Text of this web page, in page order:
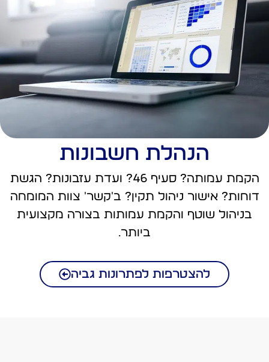
הנהלת חשבונות
הקמת עמותה? סעיף 46? ועדת עזבונות? הגשת
דוחות? אישור ניהול תקין? ב'קשר' צוות המומחה
בניהול שוטף והקמת עמותות בצורה מקצועית
ביותר.
להצטרפות לפתרונות גביה